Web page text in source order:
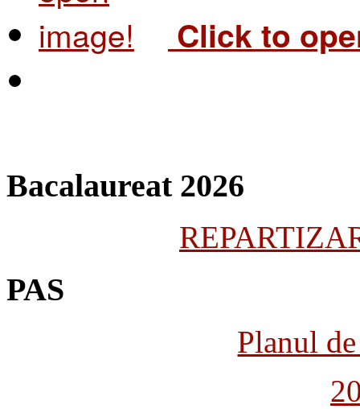
Click to
Bacalaureat 2026
PAS
Planul